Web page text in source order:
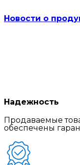
Новости о
Надежность
Продаваемые
обеспечены